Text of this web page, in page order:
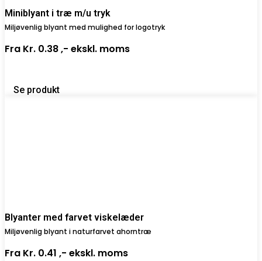
Miniblyant i træ m/u tryk
Miljøvenlig blyant med mulighed for logotryk
Fra Kr. 0.38 ,- ekskl. moms
Se produkt
Blyanter med farvet viskelæder
Miljøvenlig blyant i naturfarvet ahorntræ
Fra Kr. 0.41 ,- ekskl. moms